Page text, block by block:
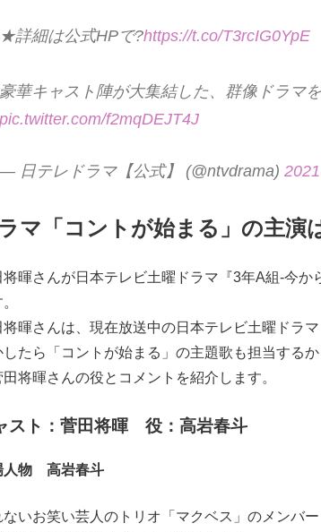
★詳細は公式HPで?https://t.co/T3rcIG0YpE
豪華キャスト陣が大集結した、群像ドラマ
pic.twitter.com/f2mqDEJT4J
— 日テレドラマ【公式】 (@ntvdrama)
ラマ「コントが始まる」の主演
将暉さんが日本テレビ土曜ドラマ『3年A組-今
将暉さんは、現在放送中の日本テレビ土曜ドラ
したら「コントが始まる」の主題歌も担当する
田将暉さんの役とコメントを紹介します。
スト：菅田将暉 役：高岩春斗
人物 高岩春斗
ないお笑い芸人のトリオ「マクベス」のメンバー